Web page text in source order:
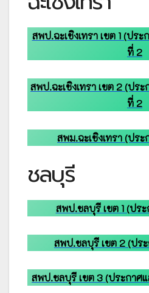
สพป.ฉะเชิงเทรา เขต 1 (ประ
ที่ 2
สพป.ฉะเชิงเทรา เขต 2 (ปร
ที่ 2
สพม.ฉะเชิงเทรา (ปร
ชลบุรี
สพป.ชลบุรี เขต 1 (ปร
สพป.ชลบุรี เขต 2 (ปร
สพป.ชลบุรี เขต 3 (ประกาศแ